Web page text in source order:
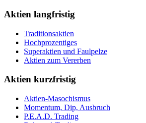
Aktien langfristig
Traditionsaktien
Hochprozentiges
Superaktien und Faulpelze
Aktien zum Vererben
Aktien kurzfristig
Aktien-Masochismus
Momentum, Dip, Ausbruch
P.E.A.D. Trading